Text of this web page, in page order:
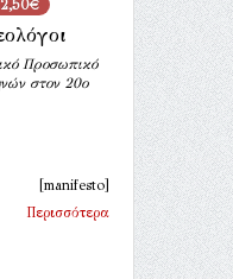
Προσωπικό
στον 20ο
[manifesto]
Περισσότερα